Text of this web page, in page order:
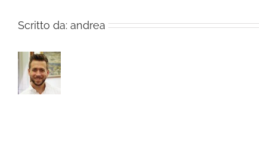
Scritto da: andrea